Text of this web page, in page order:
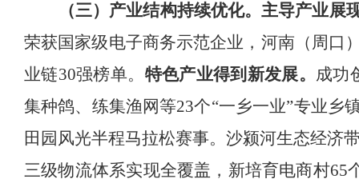
（三）产业结构持续优化。主导产业展
荣获国家级电子商务示范企业 ， 河南（周口
业链30强榜单。 特色产业得到新发展。 成功
集种鸽、练集渔网等23个“一乡一业”专业乡
田园风光半程马拉松赛事。沙颍河生态经济
三级物流体系实现全覆盖， 新培育电商村65